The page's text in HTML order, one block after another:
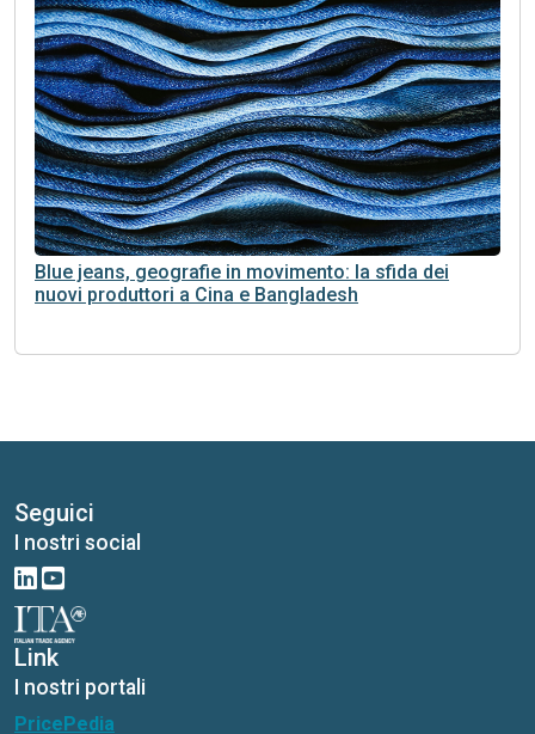
Blue jeans, geografie in movimento: la sfida dei
nuovi produttori a Cina e Bangladesh
Seguici
I nostri social
Link
I nostri portali
PricePedia